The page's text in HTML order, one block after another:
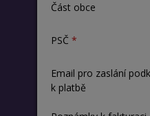
Část obce
PSČ
Email pro zaslání
k platbě